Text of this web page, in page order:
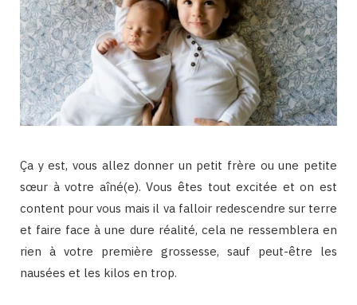
Ça y est, vous allez donner un petit frère ou une petite
sœur à votre aîné(e). Vous êtes tout excitée et on est
content pour vous mais il va falloir redescendre sur terre
et faire face à une dure réalité, cela ne ressemblera en
rien à votre première grossesse, sauf peut-être les
nausées et les kilos en trop.